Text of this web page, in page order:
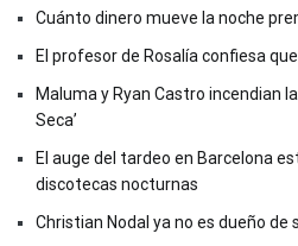
Cuánto dinero mueve la noche
El profesor de Rosalía confiesa
Maluma y Ryan Castro incendian
Seca’
El auge del tardeo en Barcelona
discotecas nocturnas
Christian Nodal ya no es dueño de